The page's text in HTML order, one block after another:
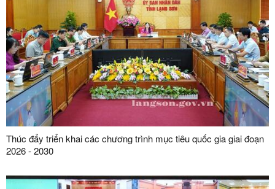
Thúc đẩy triển khai các chương trình mục tiêu quốc gia giai đoạn
2026 - 2030